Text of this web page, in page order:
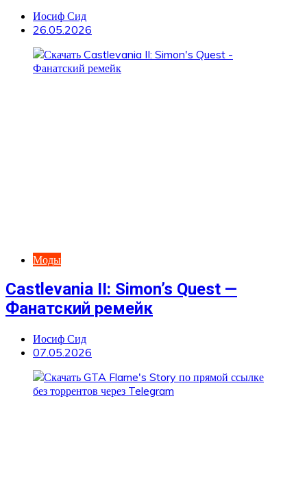
Иосиф Сид
26.05.2026
Моды
Castlevania II: Simon’s Quest —
Фанатский ремейк
Иосиф Сид
07.05.2026